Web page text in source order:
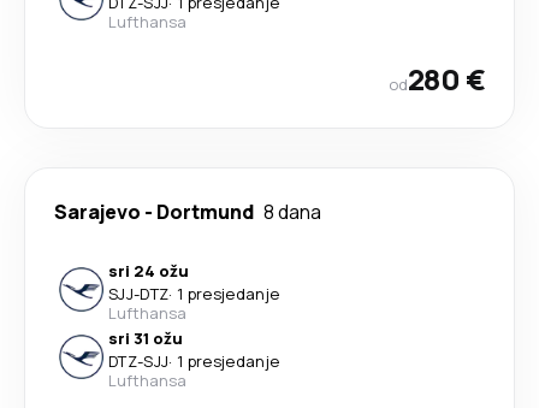
Lufthansa
od280 €
Sarajevo - Dortmund 8 dana
sri 24 ožu
SJJ-DTZ· 1 presjedanje
Lufthansa
sri 31 ožu
DTZ-SJJ· 1 presjedanje
Lufthansa